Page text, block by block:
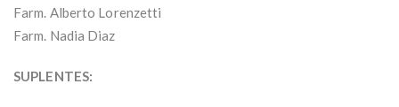
Farm. Alberto Lorenzetti
Farm. Nadia Diaz
SUPLENTES: